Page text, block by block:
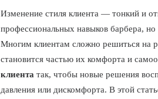
Изменение стиля клиента — тонкий и
профессиональных навыков барбера,
Многим клиентам сложно решиться на
становится частью их комфорта и
клиента так, чтобы новые решения
давления или дискомфорта. В этой